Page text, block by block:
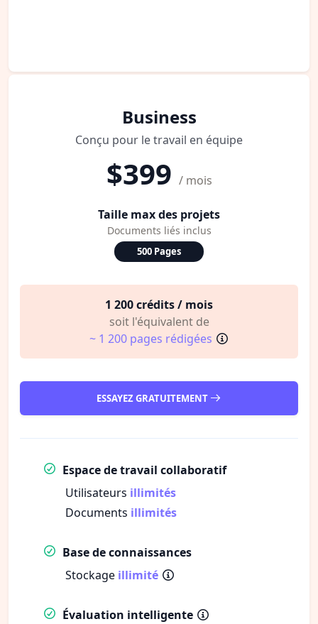
Business
Conçu pour le travail en équipe
$399 / mois
Taille max des projets
Documents liés inclus
500 Pages
1 200 crédits / mois
soit l'équivalent de
~ 1 200 pages rédigées
ESSAYEZ GRATUITEMENT
Espace de travail collaboratif
Utilisateurs illimités
Documents illimités
Base de connaissances
Stockage illimité
Évaluation intelligente